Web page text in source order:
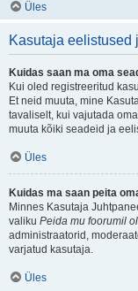
Üles
Kasutaja eelistused
Kuidas saan ma oma
Kui oled registreeritud
Et neid muuta, mine
tavaliselt, kui vajutada
muuta kõiki seadeid ja
Üles
Kuidas ma saan peita
Minnes Kasutaja
valiku Peida mu foorumil
administraatorid,
varjatud kasutaja.
Üles